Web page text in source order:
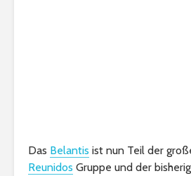
Das Belantis ist nun Teil der
Reunidos Gruppe und der